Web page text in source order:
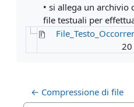
• si allega un archivio
file testuali per
← Compressione di file